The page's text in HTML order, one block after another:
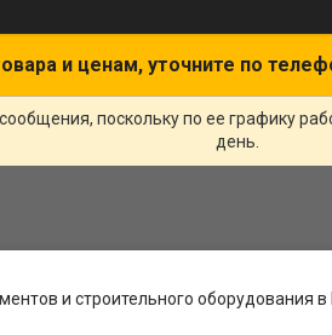
и ценам, уточните по
поскольку по ее графику
день.
и строительного оборудования в